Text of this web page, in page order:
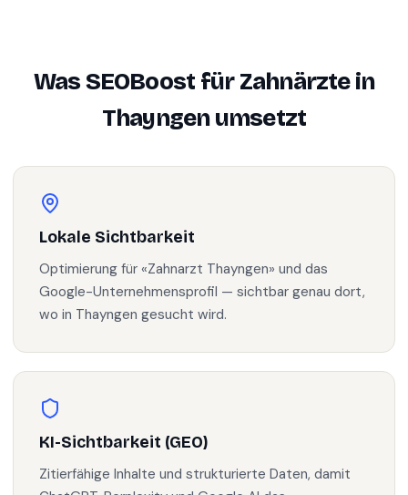
Was SEOBoost fürZahnärztein
Thayngenumsetzt
Lokale Sichtbarkeit
Optimierung für «Zahnarzt Thayngen» und das
Google-Unternehmensprofil — sichtbar genau dort,
wo in Thayngen gesucht wird.
KI-Sichtbarkeit (GEO)
Zitierfähige Inhalte und strukturierte Daten, damit